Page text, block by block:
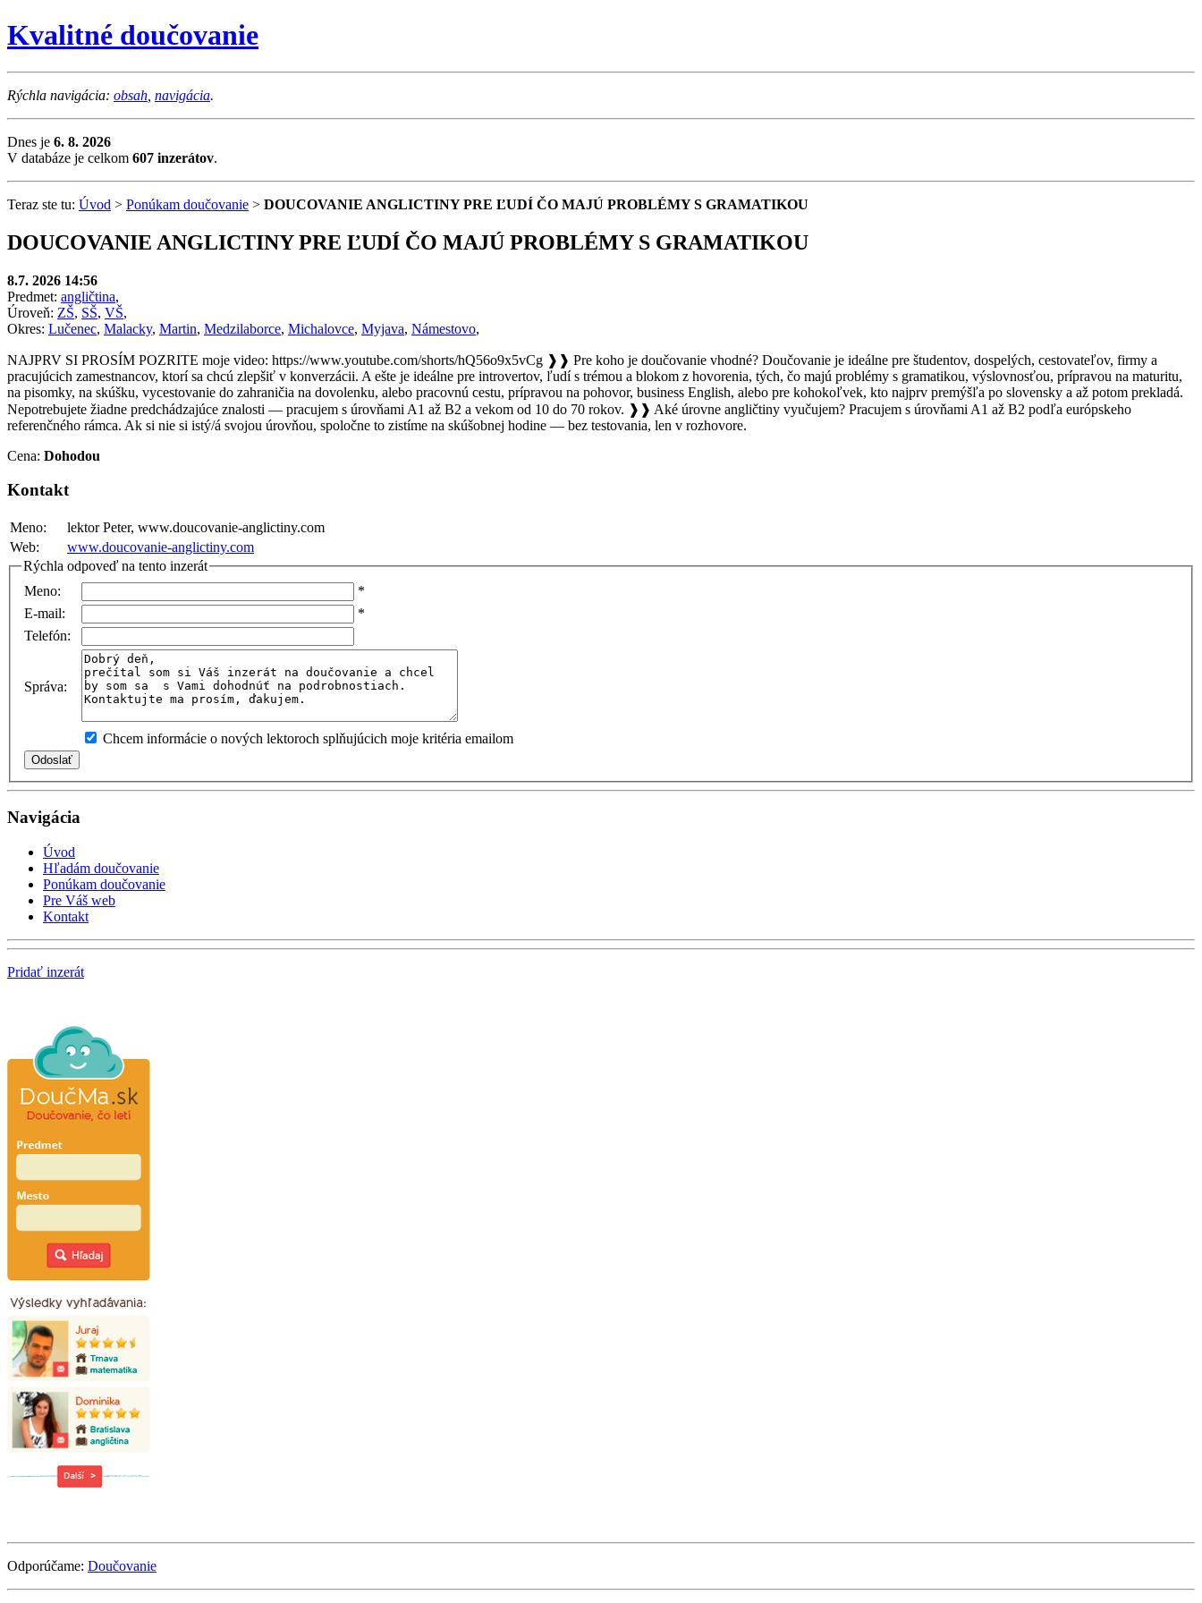
Kvalitné doučovanie
Rýchla navigácia: obsah navigácia.
Dnes je 6. 8. 2026
V databáze je celkom 607 inzerátov.
Teraz ste tu: Úvod > Ponúkam doučovanie > DOUCOVANIE ANGLICTINY PRE ĽUDÍ ČO MAJÚ PROBLÉMY S GRAMATIKOU
DOUCOVANIE ANGLICTINY PRE ĽUDÍ ČO MAJÚ PROBLÉMY S GRAMATIKOU
8.7. 2026 14:56
Predmet: angličtina,
Úroveň: ZŠ, SŠ, VŠ,
Okres: Lučenec, Malacky, Martin, Medzilaborce, Michalovce, Myjava, Námestovo,
NAJPRV SI PROSÍM POZRITE moje video: https://www.youtube.com/shorts/hQ56o9x5vCg ❱❱ Pre koho je doučovanie vhodné? Doučovanie je ideálne pre študentov, dospelých, cestovateľov, firmy a
pracujúcich zamestnancov, ktorí sa chcú zlepšiť v konverzácii. A ešte je ideálne pre introvertov, ľudí s trémou a blokom z hovorenia, tých, čo majú problémy s gramatikou, výslovnosťou, prípravou na maturitu,
na pisomky, na skúšku, vycestovanie do zahraničia na dovolenku, alebo pracovnú cestu, prípravou na pohovor, business English, alebo pre kohokoľvek, kto najprv premýšľa po slovensky a až potom prekladá.
Nepotrebujete žiadne predchádzajúce znalosti — pracujem s úrovňami A1 až B2 a vekom od 10 do 70 rokov. ❱❱ Aké úrovne angličtiny vyučujem? Pracujem s úrovňami A1 až B2 podľa európskeho
referenčného rámca. Ak si nie si istý/á svojou úrovňou, spoločne to zistíme na skúšobnej hodine — bez testovania, len v rozhovore.
Cena: Dohodou
Kontakt
Meno:
lektor Peter, www.doucovanie-anglictiny.com
Web:
www.doucovanie-anglictiny.com
Rýchla odpoveď na tento inzerát
Meno:
*
E-mail:
*
Telefón:
Správa:
Chcem informácie o nových lektoroch splňujúcich moje kritéria emailom
Navigácia
Úvod
Hľadám doučovanie
Ponúkam doučovanie
Pre Váš web
Kontakt
Pridať inzerát
Odporúčame: Doučovanie